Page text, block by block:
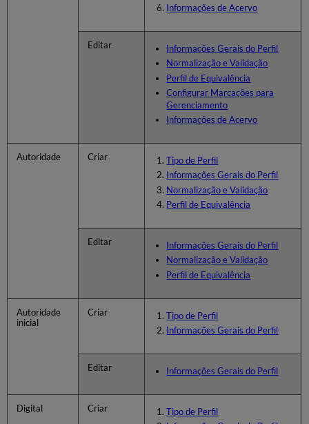
Informações de Acervo
Editar
Informações Gerais do Perfil
Normalização e Validação
Perfil de Equivalência
Configurar Marcações para
Gerenciamento
Informações de Acervo
Autoridade Criar
Tipo de Perfil
Informações Gerais do Perfil
Normalização e Validação
Perfil de Equivalência
Editar
Informações Gerais do Perfil
Normalização e Validação
Perfil de Equivalência
Autoridade
inicial
Criar
Tipo de Perfil
Informações Gerais do Perfil
Editar Informações Gerais do Perfil
Digital Criar
Tipo de Perfil